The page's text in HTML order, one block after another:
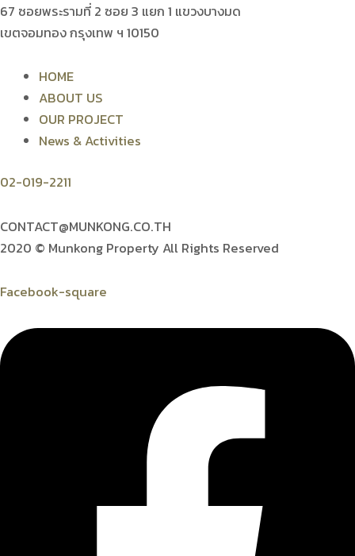
67 ซอยพระรามที่ 2 ซอย 3 แยก 1 แขวงบางมด
เขตจอมทอง กรุงเทพ ฯ 10150
HOME
ABOUT US
OUR PROJECT
News & Activities
02-019-2211
CONTACT@MUNKONG.CO.TH
2020 © Munkong Property All Rights Reserved
Facebook-square